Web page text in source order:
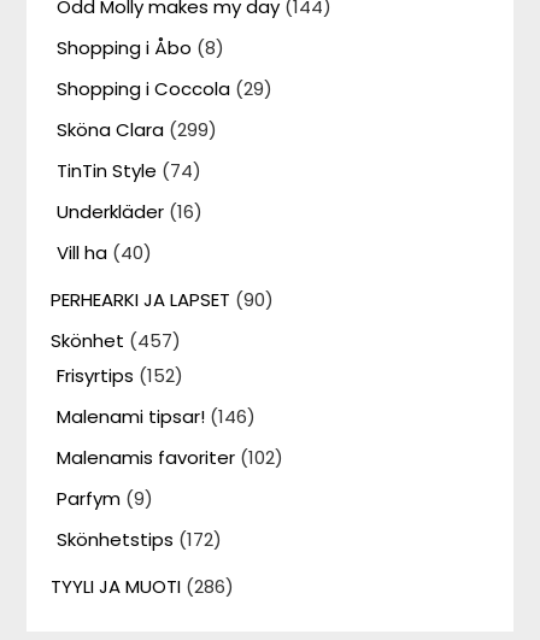
Odd Molly makes my day (144)
Shopping i Åbo (8)
Shopping i Coccola (29)
Sköna Clara (299)
TinTin Style (74)
Underkläder (16)
Vill ha (40)
PERHEARKI JA LAPSET (90)
Skönhet (457)
Frisyrtips (152)
Malenami tipsar! (146)
Malenamis favoriter (102)
Parfym (9)
Skönhetstips (172)
TYYLI JA MUOTI (286)